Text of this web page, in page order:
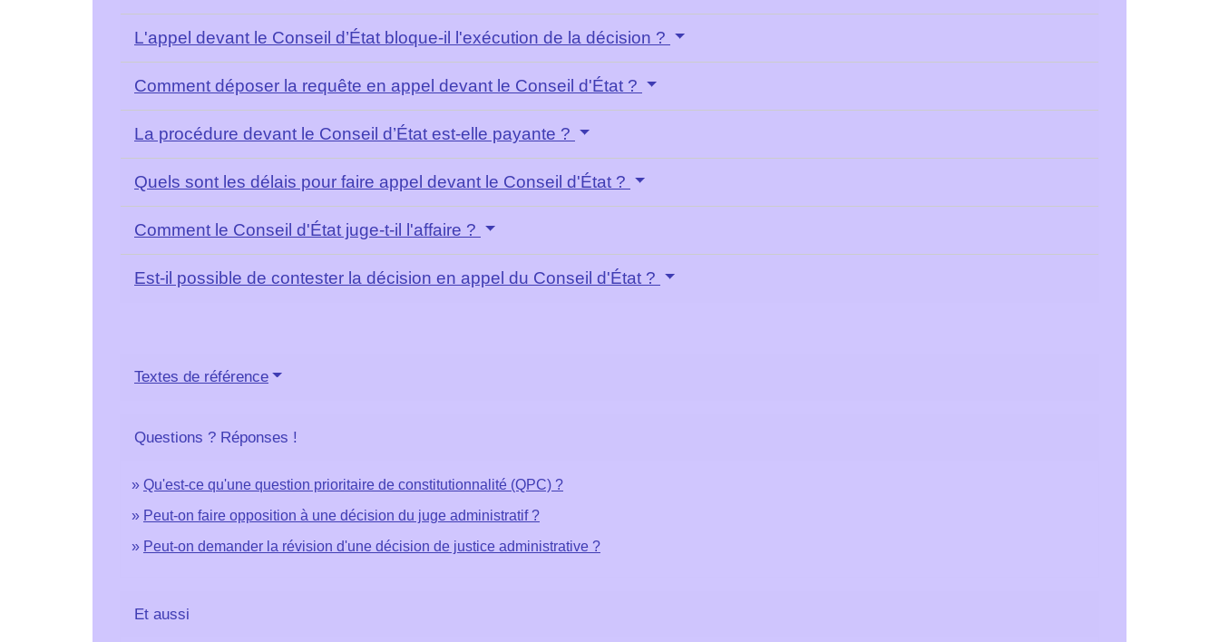
L'appel devant le Conseil d’État bloque-il l'exécution de la décision ?
Comment déposer la requête en appel devant le Conseil d'État ?
La procédure devant le Conseil d’État est-elle payante ?
Quels sont les délais pour faire appel devant le Conseil d'État ?
Comment le Conseil d'État juge-t-il l'affaire ?
Est-il possible de contester la décision en appel du Conseil d'État ?
Textes de référence
Questions ? Réponses !
Qu'est-ce qu'une question prioritaire de constitutionnalité (QPC) ?
Peut-on faire opposition à une décision du juge administratif ?
Peut-on demander la révision d'une décision de justice administrative ?
Et aussi